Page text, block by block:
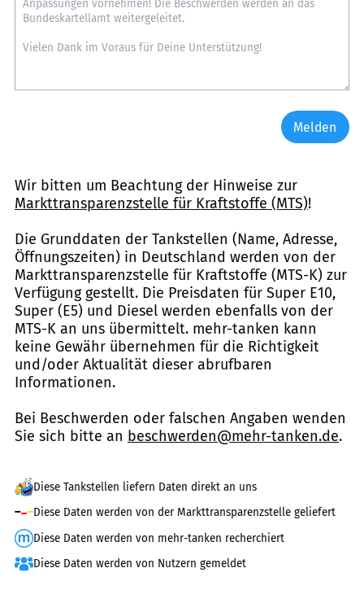
Melden
Wir bitten um Beachtung der Hinweise zur
Markttransparenzstelle für Kraftstoffe (MTS)!
Die Grunddaten der Tankstellen (Name, Adresse,
Öffnungszeiten) in Deutschland werden von der
Markttransparenzstelle für Kraftstoffe (MTS-K) zur
Verfügung gestellt. Die Preisdaten für Super E10,
Super (E5) und Diesel werden ebenfalls von der
MTS-K an uns übermittelt. mehr-tanken kann
keine Gewähr übernehmen für die Richtigkeit
und/oder Aktualität dieser abrufbaren
Informationen.
Bei Beschwerden oder falschen Angaben wenden
Sie sich bitte an beschwerden@mehr-tanken.de.
Diese Tankstellen liefern Daten direkt an uns
Diese Daten werden von der Markttransparenzstelle geliefert
Diese Daten werden von mehr-tanken recherchiert
Diese Daten werden von Nutzern gemeldet